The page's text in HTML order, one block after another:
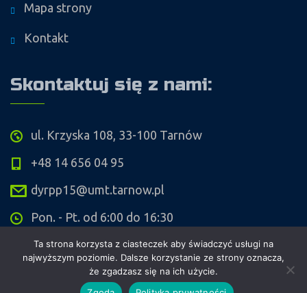
Mapa strony
Kontakt
Skontaktuj się z nami:
ul. Krzyska 108, 33-100 Tarnów
+48 14 656 04 95
dyrpp15@umt.tarnow.pl
Pon. - Pt. od 6:00 do 16:30
Przedszkole Publiczne nr 15 w Tarnowie
Ta strona korzysta z ciasteczek aby świadczyć usługi na
najwyższym poziomie. Dalsze korzystanie ze strony oznacza,
że zgadzasz się na ich użycie.